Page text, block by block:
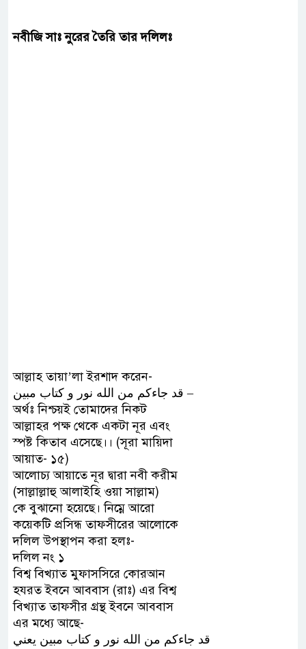
নবীজি সাঃ নুরের তৈরি তার দলিলঃ
আল্লাহ তায়া’লা ইরশাদ করেন-
ﻗﺪ ﺟﺎﺀﻛﻢ ﻣﻦ ﺍﻟﻠﻪ ﻧﻮﺭ ﻭ ﻛﺘﺎﺏ ﻣﺒﻴﻦ –
অর্থঃ নিশ্চয়ই তোমাদের নিকট
আল্লাহর পক্ষ থেকে একটা নূর এবং
স্পষ্ট কিতাব এসেছে।। (সূরা মায়িদা
আয়াত- ১৫)
আলোচ্য আয়াতে নূর দ্বারা নবী করীম
(সাল্লাল্লাহু আলাইহি ওয়া সাল্লাম)
কে বুঝানো হয়েছে। নিম্নে আরো
কয়েকটি প্রসিন্ধ তাফসীরের আলোকে
দলিল উপস্থাপন করা হলঃ-
দলিল নং ১
বিশ্ব বিখ্যাত মুফাসসিরে কোরআন
হযরত ইবনে আববাস (রাঃ) এর বিশ্ব
বিখ্যাত তাফসীর গ্রন্থ ইবনে আববাস
এর মধ্যে আছে-
ﻗﺪ ﺟﺎﺀﻛﻢ ﻣﻦ ﺍﻟﻠﻪ ﻧﻮﺭ ﻭ ﻛﺘﺎﺏ ﻣﺒﻴﻦ ﻳﻌﻨﻲ